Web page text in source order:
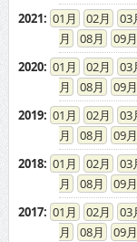
2021: 01 02 03
08
09
2020: 01 02 03
08
09
2019: 01 02 03
08
09
2018: 01 02 03
08
09
2017: 01 02 03
08
09